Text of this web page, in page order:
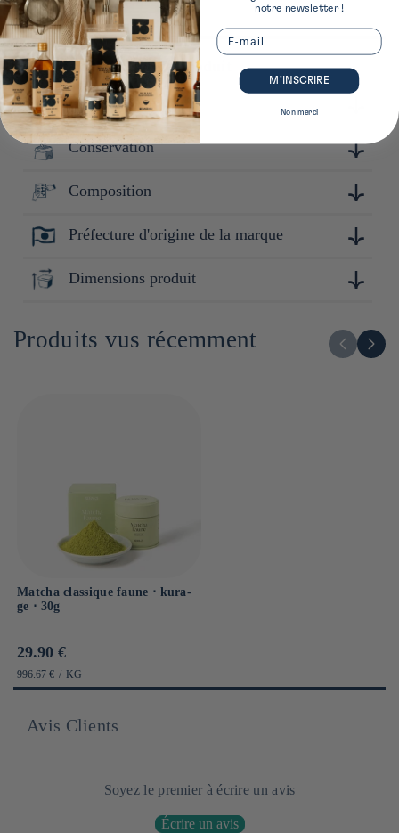
Plus de détails sur ce produit
Instructions
Pour une tasse de matcha traditionnel : 2 g pour 75 ml d'eau
à 70℃. Versez l'eau sur votre matcha et remuez
la mousse se forme à la surface, vous pouvez déguster.
Conservation
Conserver à l'abri de la lumière et de la chaleur. Après
Composition
Thé vert 100%
Préfecture d'origine de la marque
Niigata
Dimensions produit
Produits vus récemment
Matcha classique faune ⋅ kura-
ge ⋅ 30g
Prix
habituel
29.90 €
PRIX
UNITAIRE
996.67 € / PAR
KG
Avis Clients
Soyez le premier à écrire un avis
Écrire un avis
notre newsletter !
Email
M’INSCRIRE
Non merci